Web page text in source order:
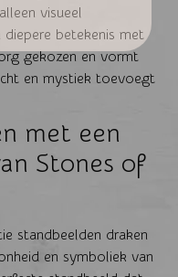
visueel
betekenis met
gekozen en vormt
en mystiek toevoegt
met een
Stones of
standbeelden draken
en symboliek van